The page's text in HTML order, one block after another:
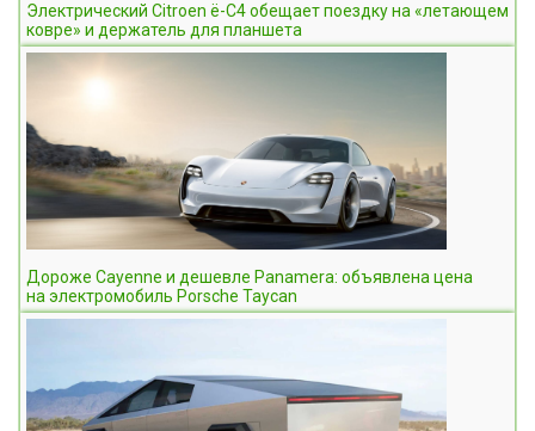
Электрический Citroen ë-C4 обещает поездку на «летающем
ковре» и держатель для планшета
Дороже Cayenne и дешевле Panamera: объявлена цена
на электромобиль Porsche Taycan